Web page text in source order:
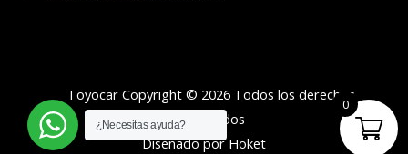
Toyocar Copyright © 2026 Todos los derechos
reservados
Diseñado por Hoket
¿Necesitas ayuda?
0